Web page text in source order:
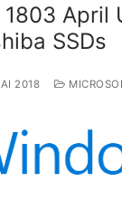
April
SSDs
2018